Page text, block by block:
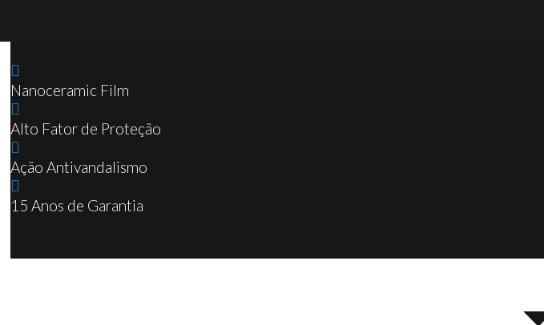
Nanoceramic Film
Alto Fator de Proteção
Ação Antivandalismo
15 Anos de Garantia